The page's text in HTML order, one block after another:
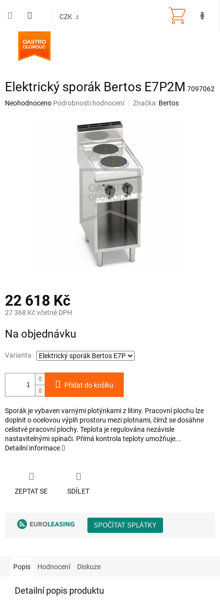
CZK
Elektrický sporák Bertos E7P2M 7097062
Průměrné
Neohodnoceno Podrobnosti hodnocení Značka: Bertos
22 618 Kč
27 368 Kč včetně DPH
cena:
Na objednávku
Varianta
Přidat do košíku
Sporák je vybaven varnými plotýnkami z litiny. Pracovní plochu lze
doplnit o ocelovou výplň prostoru mezi plotnami, čímž se dosáhne
celistvé pracovní plochy. Teplota je regulována nezávisle
nastavitelnými spínači. Přímá kontrola teploty umožňuje...
Detailní informace
ZEPTAT SE SDÍLET
Popis Hodnocení Diskuze
Detailní popis produktu